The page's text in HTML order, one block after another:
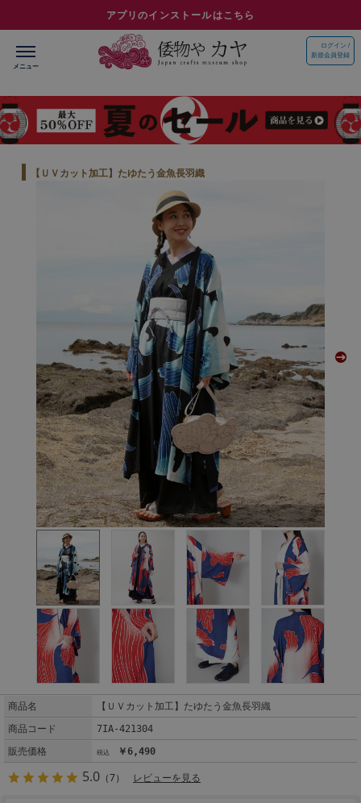
アプリのインストールはこちら
ログイン /
新規会員登録
【ＵＶカット加工】たゆたう金魚長羽織
商品名
【ＵＶカット加工】たゆたう金魚長羽織
商品コード
7IA-421304
販売価格
￥6,490
5.0 （7） レビューを見る